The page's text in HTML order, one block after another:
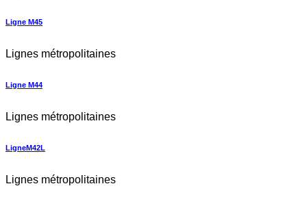
Ligne M45
Lignes métropolitaines
Ligne M44
Lignes métropolitaines
LigneM42L
Lignes métropolitaines